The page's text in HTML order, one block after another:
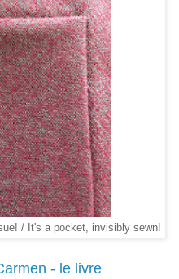
/ It's a pocket, invisibly sewn!
- le livre